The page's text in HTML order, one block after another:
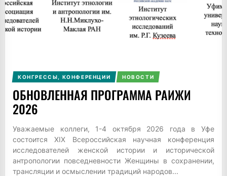
КОНГРЕССЫ, КОНФЕРЕНЦИИ НОВОСТИ
ОБНОВЛЕННАЯ ПРОГРАММА РАИЖИ
2026
Уважаемые коллеги, 1-4 октября 2026 года в Уфе
состоится XIX Всероссийская научная конференция
исследователей женской истории и исторической
антропологии повседневности Женщины в сохранении,
трансляции и осмыслении традиций народов...